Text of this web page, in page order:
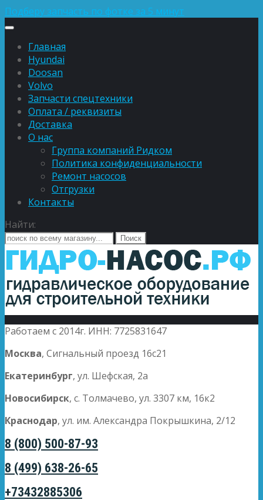
Подберу запчасть по фотке за 5 минут
Главная
Hyundai
Doosan
Volvo
Запчасти спецтехники
Оплата / реквизиты
Доставка
О нас
Группа компаний Ридком
Политика конфиденциальности
Ремонт насосов
Отгрузки
Контакты
Найти:
Работаем с 2014г. ИНН: 7725831647
Москва, Сигнальный проезд 16с21
Екатеринбург, ул. Шефская, 2а
Новосибирск, с. Толмачево, ул. 3307 км, 16к2
Краснодар, ул. им. Александра Покрышкина, 2/12
8 (800) 500-87-93
8 (499) 638-26-65
+73432885306